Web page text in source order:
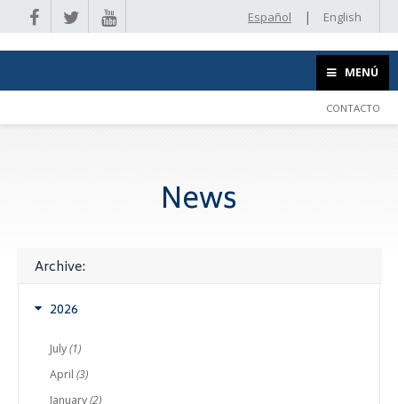
Español | English
MENÚ
CONTACTO
News
Archive:
2026
July(1)
April (3)
January(2)